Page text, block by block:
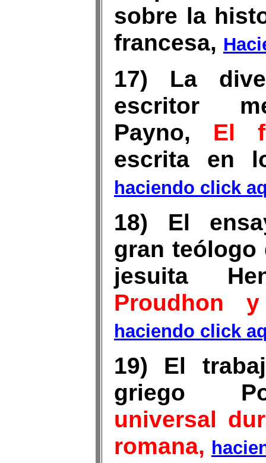
sobre la
francesa,
17) La
escritor
Payno, El
escrita en
haciendo click
18) El
gran teólogo
jesuita
Proudhon
haciendo click
19) El
griego
universal
romana,